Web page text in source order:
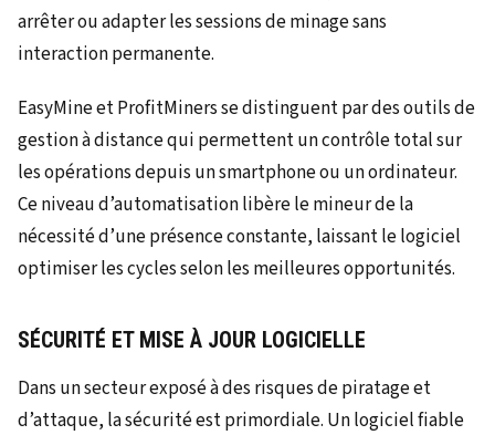
arrêter ou adapter les sessions de minage sans
interaction permanente.
EasyMine et ProfitMiners se distinguent par des outils de
gestion à distance qui permettent un contrôle total sur
les opérations depuis un smartphone ou un ordinateur.
Ce niveau d’automatisation libère le mineur de la
nécessité d’une présence constante, laissant le logiciel
optimiser les cycles selon les meilleures opportunités.
SÉCURITÉ ET MISE À JOUR LOGICIELLE
Dans un secteur exposé à des risques de piratage et
d’attaque, la sécurité est primordiale. Un logiciel fiable